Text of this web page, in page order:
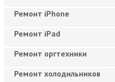
Ремонт iPhone
Ремонт iPad
Ремонт оргтехники
Ремонт холодильников